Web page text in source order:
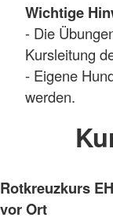
Wichtige
- Die
Kursleitung
- Eigene
werden.
Rotkreuzkurs
vor Ort